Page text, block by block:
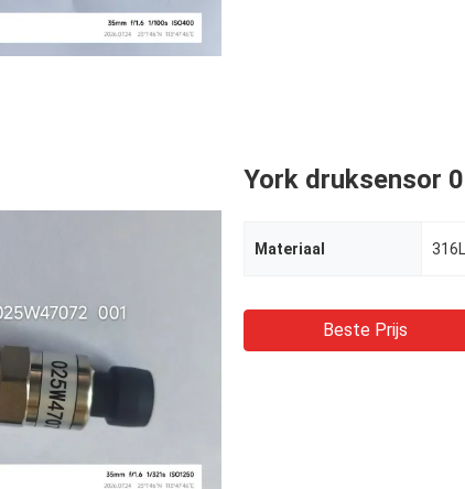
York druksensor
Materiaal
Beste Prijs